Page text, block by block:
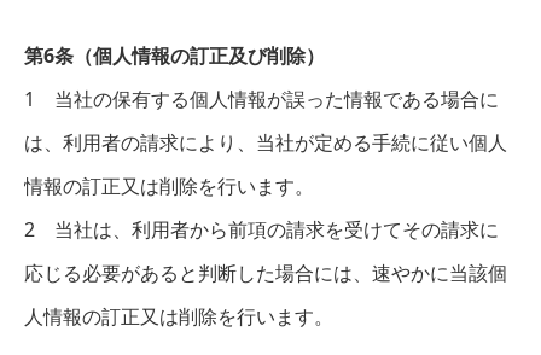
第6条（個人情報の訂正及び削除）
1 当社の保有する個人情報が誤った情報である場合に
は、利用者の請求により、当社が定める手続に従い個人
情報の訂正又は削除を行います。
2 当社は、利用者から前項の請求を受けてその請求に
応じる必要があると判断した場合には、速やかに当該個
人情報の訂正又は削除を行います。